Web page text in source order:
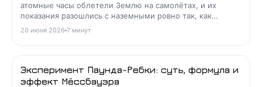
атомные часы облетели Землю на самолётах, и их
показания разошлись с наземными ровно так, как
предсказали СТО и ОТО. Разбор расчёта.
20 июня 2026 7 минут
Эксперимент Паунда-Ребки: суть, формула и
эффект Мёссбауэра